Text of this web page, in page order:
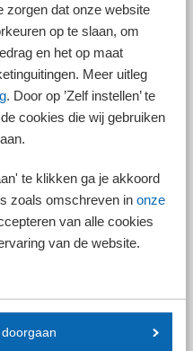
zorgen dat onze website
op te slaan, om
en het op maat
Meer uitleg
. Door op ’Zelf instellen’ te
cookies die wij gebruiken
te klikken ga je akkoord
zoals omschreven in onze
van alle cookies
van de website.
waarin de BOR en de DSR
met een minimaal belang van
nog gewone aandelen
en zogenaamde
echter onlangs laten weten dat
datum bekend te maken. Dit
dus ook aandelen in box 3 ̶ in